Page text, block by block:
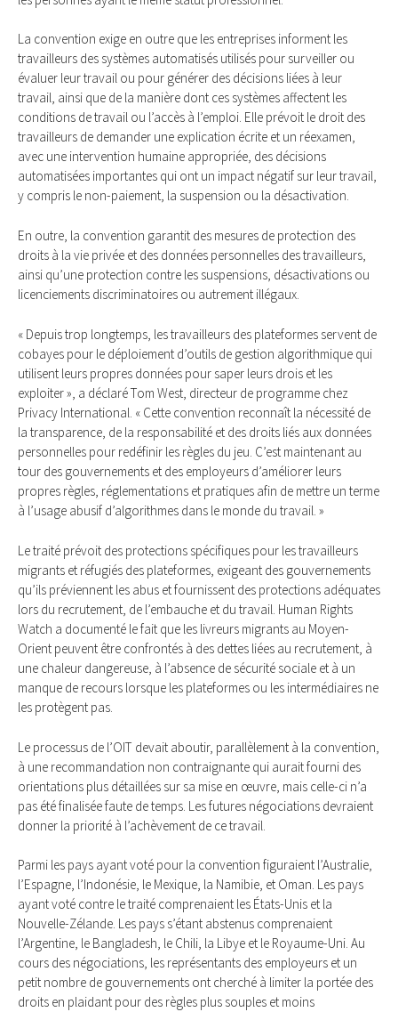
La convention exige en outre que les entreprises informent les
travailleurs des systèmes automatisés utilisés pour surveiller ou
évaluer leur travail ou pour générer des décisions liées à leur
travail, ainsi que de la manière dont ces systèmes affectent les
conditions de travail ou l’accès à l’emploi. Elle prévoit le droit des
travailleurs de demander une explication écrite et un réexamen,
avec une intervention humaine appropriée, des décisions
automatisées importantes qui ont un impact négatif sur leur travail,
y compris le non-paiement, la suspension ou la désactivation.
En outre, la convention garantit des mesures de protection des
droits à la vie privée et des données personnelles des travailleurs,
ainsi qu’une protection contre les suspensions, désactivations ou
licenciements discriminatoires ou autrement illégaux.
« Depuis trop longtemps, les travailleurs des plateformes servent de
cobayes pour le déploiement d’outils de gestion algorithmique qui
utilisent leurs propres données pour saper leurs drois et les
exploiter », a déclaré Tom West, directeur de programme chez
Privacy International. « Cette convention reconnaît la nécessité de
la transparence, de la responsabilité et des droits liés aux données
personnelles pour redéfinir les règles du jeu. C’est maintenant au
tour des gouvernements et des employeurs d’améliorer leurs
propres règles, réglementations et pratiques afin de mettre un terme
à l’usage abusif d’algorithmes dans le monde du travail. »
Le traité prévoit des protections spécifiques pour les travailleurs
migrants et réfugiés des plateformes, exigeant des gouvernements
qu’ils préviennent les abus et fournissent des protections adéquates
lors du recrutement, de l’embauche et du travail. Human Rights
Watch a documenté le fait que les livreurs migrants au Moyen-
Orient peuvent être confrontés à des dettes liées au recrutement, à
une chaleur dangereuse, à l’absence de sécurité sociale et à un
manque de recours lorsque les plateformes ou les intermédiaires ne
les protègent pas.
Le processus de l’OIT devait aboutir, parallèlement à la convention,
à une recommandation non contraignante qui aurait fourni des
orientations plus détaillées sur sa mise en œuvre, mais celle-ci n’a
pas été finalisée faute de temps. Les futures négociations devraient
donner la priorité à l’achèvement de ce travail.
Parmi les pays ayant voté pour la convention figuraient l’Australie,
l’Espagne, l’Indonésie, le Mexique, la Namibie, et Oman. Les pays
ayant voté contre le traité comprenaient les États-Unis et la
Nouvelle-Zélande. Les pays s’étant abstenus comprenaient
l’Argentine, le Bangladesh, le Chili, la Libye et le Royaume-Uni. Au
cours des négociations, les représentants des employeurs et un
petit nombre de gouvernements ont cherché à limiter la portée des
droits en plaidant pour des règles plus souples et moins